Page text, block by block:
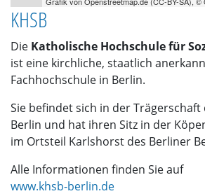
KHSB
Die Katholische Hochschule für
ist eine kirchliche, staatlich
Fachhochschule in Berlin.
Sie befindet sich in der Trägerschaft
Berlin und hat ihren Sitz in der
im Ortsteil Karlshorst des Berliner
Alle Informationen finden Sie auf
www.khsb-berlin.de